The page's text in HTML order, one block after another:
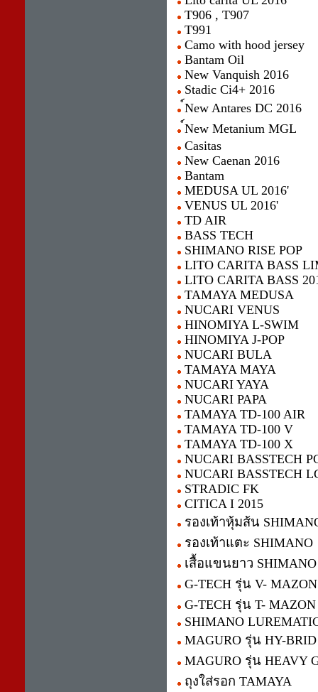
T906 , T907
T991
Camo with hood jersey
Bantam Oil
New Vanquish 2016
Stadic Ci4+ 2016
์New Antares DC 2016
์New Metanium MGL
Casitas
New Caenan 2016
Bantam
MEDUSA UL 2016'
VENUS UL 2016'
TD AIR
BASS TECH
SHIMANO RISE POP
LITO CARITA BASS
LITO CARITA BASS
TAMAYA MEDUSA
NUCARI VENUS
HINOMIYA L-SWIM
HINOMIYA J-POP
NUCARI BULA
TAMAYA MAYA
NUCARI YAYA
NUCARI PAPA
TAMAYA TD-100 AIR
TAMAYA TD-100 V
TAMAYA TD-100 X
NUCARI BASSTECH
NUCARI BASSTECH
STRADIC FK
CITICA I 2015
รองเท้าหุ้มส้น
รองเท้าแตะ SHIMANO
เสื้อแขนยาว SHIMANO
G-TECH รุ่น V- MAZON
G-TECH รุ่น T- MAZON
SHIMANO
MAGURO รุ่น HY-
MAGURO รุ่น HEAVY
ถุงใส่รอก TAMAYA